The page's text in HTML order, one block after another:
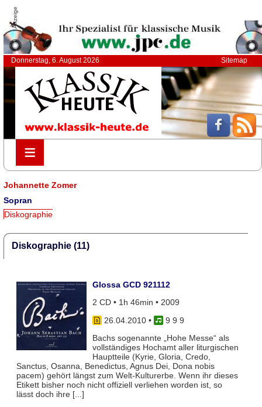
Anzeige
Donnerstag, 6. August 2026 Sitemap
≡
≡
Johannette Zomer
Sopran
Diskographie
Diskographie (11)
Glossa GCD 921112
2 CD • 1h 46min • 2009
26.04.2010•
9 9 9
Bachs sogenannte „Hohe Messe“ als
vollständiges Hochamt aller liturgischen
Hauptteile (Kyrie, Gloria, Credo,
Sanctus, Osanna, Benedictus, Agnus Dei, Dona nobis
pacem) gehört längst zum Welt-Kulturerbe. Wenn ihr dieses
Etikett bisher noch nicht offiziell verliehen worden ist, so
lässt doch ihre [...]